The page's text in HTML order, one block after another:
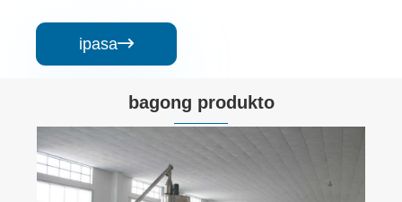
ipasa
bagong produkto
PVC Sheet Extrusion Line